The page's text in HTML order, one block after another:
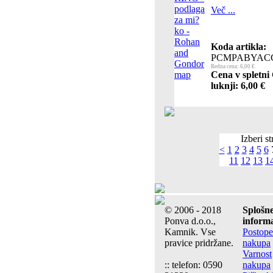
Več ...
Koda artikla:
Redna cena: 6,00 €
Cena v
luknji: 6,00 €
Izberi
< 1 2 3 4 5 6
11 12 13
© 2006 - 2018
Ponva d.o.o.,
Kamnik. Vse
pravice pridržane.
:: telefon: 0590
nakupa
Varnost
nakupa